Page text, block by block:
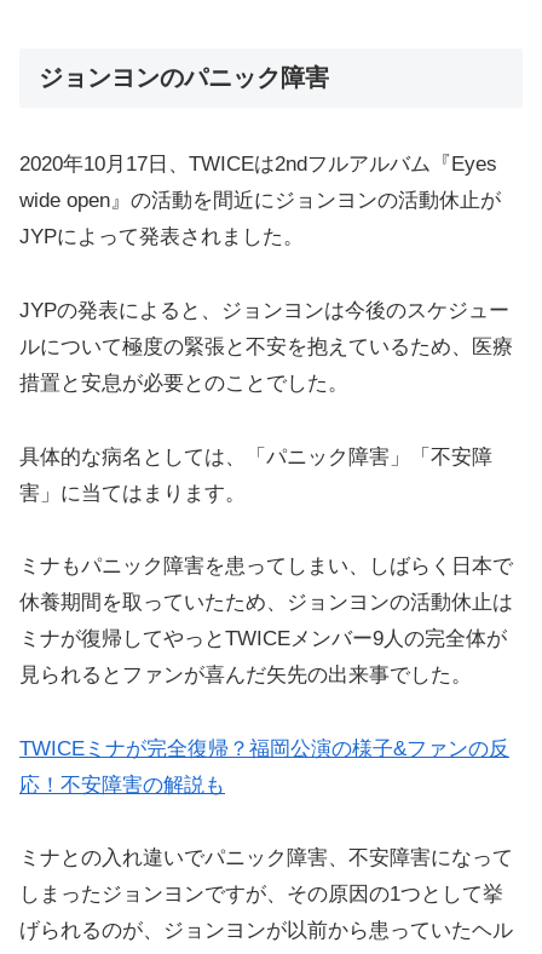
ジョンヨンのパニック障害
2020年10月17日、TWICEは2ndフルアルバム『Eyes
wide open』の活動を間近にジョンヨンの活動休止が
JYPによって発表されました。
JYPの発表によると、ジョンヨンは今後のスケジュー
ルについて極度の緊張と不安を抱えているため、医療
措置と安息が必要とのことでした。
具体的な病名としては、「パニック障害」「不安障
害」に当てはまります。
ミナもパニック障害を患ってしまい、しばらく日本で
休養期間を取っていたため、ジョンヨンの活動休止は
ミナが復帰してやっとTWICEメンバー9人の完全体が
見られるとファンが喜んだ矢先の出来事でした。
TWICEミナが完全復帰？福岡公演の様子&ファンの反
応！不安障害の解説も
ミナとの入れ違いでパニック障害、不安障害になって
しまったジョンヨンですが、その原因の1つとして挙
げられるのが、ジョンヨンが以前から患っていたヘル